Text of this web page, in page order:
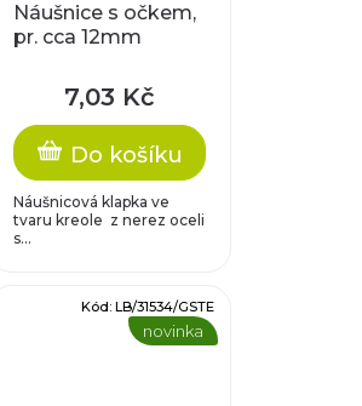
Náušnice s očkem,
pr. cca 12mm
7,03 Kč
Do košíku
Náušnicová klapka ve
tvaru kreole z nerez oceli
s...
novinka
Kód: LB/31534/GSTE